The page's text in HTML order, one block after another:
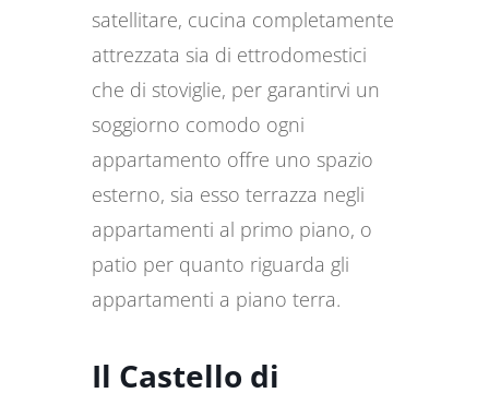
satellitare, cucina completamente
attrezzata sia di ettrodomestici
che di stoviglie, per garantirvi un
soggiorno comodo ogni
appartamento offre uno spazio
esterno, sia esso terrazza negli
appartamenti al primo piano, o
patio per quanto riguarda gli
appartamenti a piano terra.
Il Castello di